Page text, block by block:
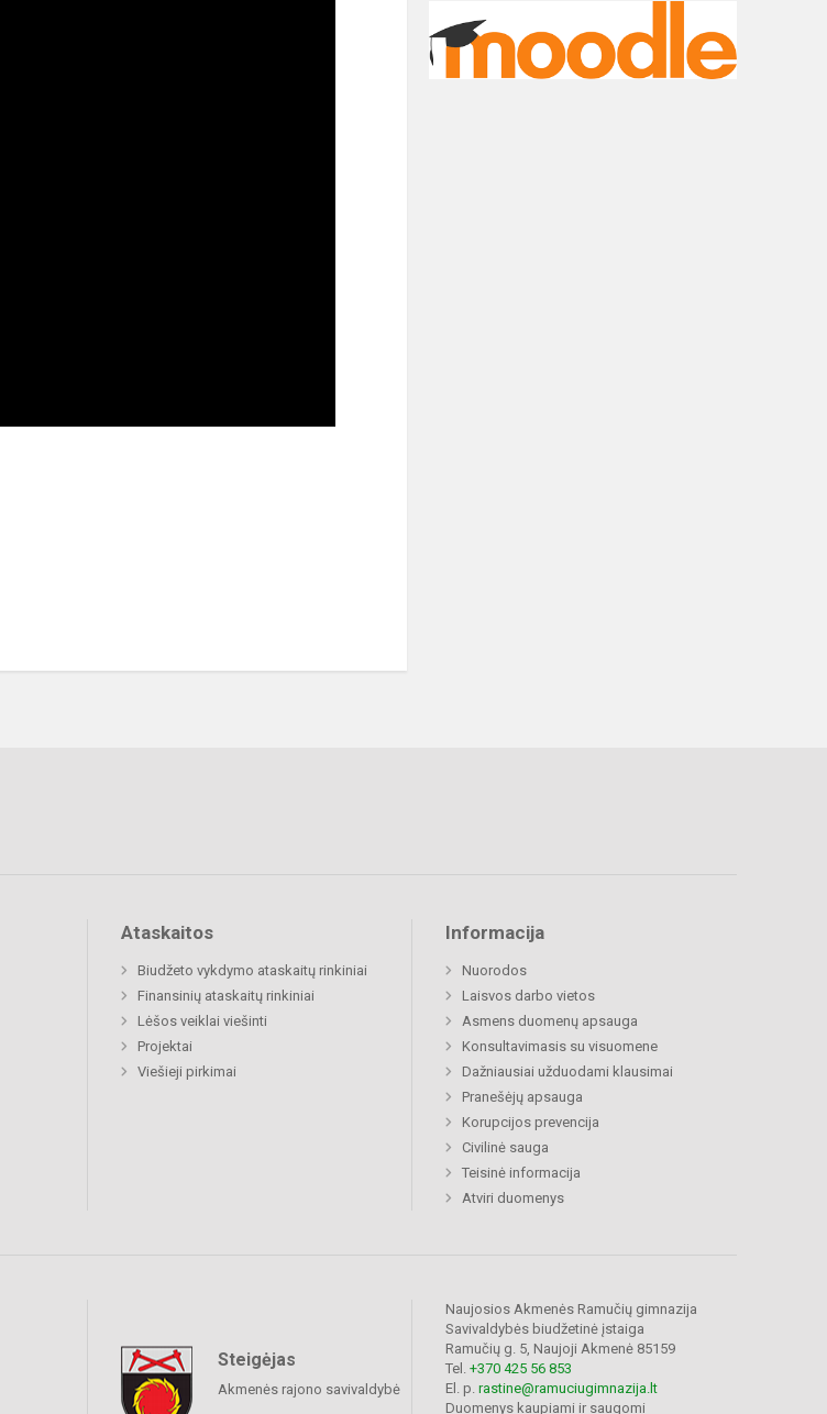
Ataskaitos
Biudžeto vykdymo ataskaitų rinkiniai
Finansinių ataskaitų rinkiniai
Lėšos veiklai viešinti
Projektai
Viešieji pirkimai
Informacija
Nuorodos
Laisvos darbo vietos
Asmens duomenų apsauga
Konsultavimasis su visuomene
Dažniausiai užduodami klausimai
Pranešėjų apsauga
Korupcijos prevencija
Civilinė sauga
Teisinė informacija
Atviri duomenys
Steigėjas
Akmenės rajono savivaldybė
Naujosios Akmenės Ramučių gimnazija
Savivaldybės biudžetinė įstaiga
Ramučių g. 5, Naujoji Akmenė 85159
Tel. +370 425 56 853
El. p. rastine@ramuciugimnazija.lt
Duomenys kaupiami ir saugomi